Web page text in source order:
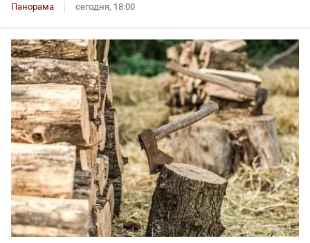
Панорама сегодня, 18:00